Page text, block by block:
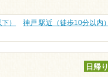
）
神戸 駅近（徒歩10分以内）
日帰り